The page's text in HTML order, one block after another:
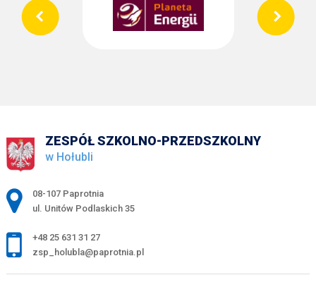
ZESPÓŁ SZKOLNO-PRZEDSZKOLNY
w Hołubli
Adres pocztowy:
08-107 Paprotnia
ul. Unitów Podlaskich 35
+48 25 631 31 27
zsp_holubla@paprotnia.pl